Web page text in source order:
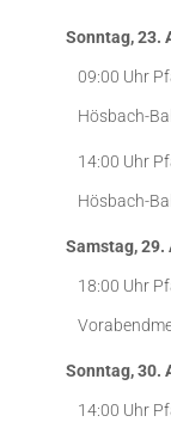
Sonntag, 23.
09:00 Uhr
Hösbach-
14:00 Uhr
Hösbach-
Samstag, 29.
18:00 Uhr
Sonntag, 30.
14:00 Uhr